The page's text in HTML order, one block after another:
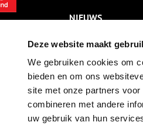
Deze website maakt
We gebruiken cookies om
bieden en om ons
site met onze partners
combineren met andere
uw gebruik van hun
NIEUWS
KALENDER
THEMA’S
ACTIVITEITEN
VIDEO’S